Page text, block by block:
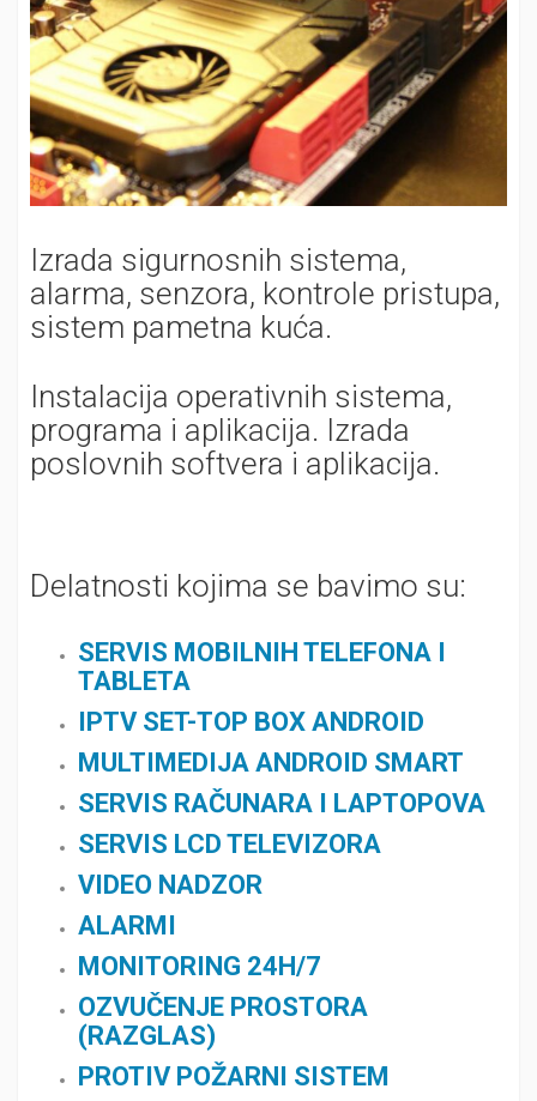
Izrada sigurnosnih sistema,
alarma, senzora, kontrole pristupa,
sistem pametna kuća.
Instalacija operativnih sistema,
programa i aplikacija. Izrada
poslovnih softvera i aplikacija.
Delatnosti kojima se bavimo su:
SERVIS MOBILNIH TELEFONA I
TABLETA
IPTV SET-TOP BOX ANDROID
MULTIMEDIJA ANDROID SMART
SERVIS RAČUNARA I LAPTOPOVA
SERVIS LCD TELEVIZORA
VIDEO NADZOR
ALARMI
MONITORING 24H/7
OZVUČENJE PROSTORA
(RAZGLAS)
PROTIV POŽARNI SISTEM